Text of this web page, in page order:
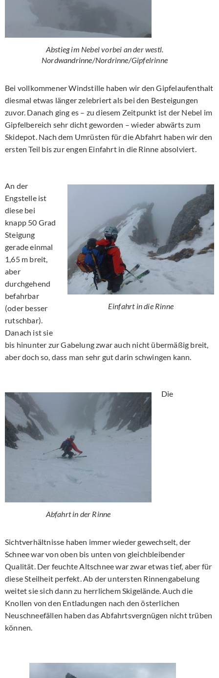
Abstieg im Nebel vorbei an der westl.
Nordwandrinne/Nordrinne/Gipfelrinne
Bei vollkommener Windstille haben wir den Gipfelaufenthalt
diesmal etwas länger zelebriert als bei den Besteigungen
zuvor. Danach ging es – zu diesem Zeitpunkt ist der Nebel im
Gipfelbereich sehr dicht geworden – wieder abwärts zum
Skidepot. Nach dem Umrüsten für die Abfahrt haben wir den
ersten Teil bis zur engen Einfahrt in die Rinne absolviert.
Einfahrt in die Rinne
An der
Engstelle ist
diese bei
knapp 50 Grad
Steigung
gerade einmal
1,65 m breit,
aber
durchgehend
befahrbar
(oder besser
rutschbar).
Danach ist sie
bis hinunter zur Gabelung zwar auch nicht übermäßig breit,
aber doch so, dass man sehr gut darin schwingen kann.
Abfahrt in der Rinne
Die
Sichtverhältnisse haben immer wieder gewechselt, der
Schnee war von oben bis unten von gleichbleibender
Qualität. Der feuchte Altschnee war zwar etwas tief, aber für
diese Steilheit perfekt. Ab der untersten Rinnengabelung
weitet sie sich dann zu herrlichem Skigelände. Auch die
Knollen von den Entladungen nach den österlichen
Neuschneefällen haben das Abfahrtsvergnügen nicht trüben
können.